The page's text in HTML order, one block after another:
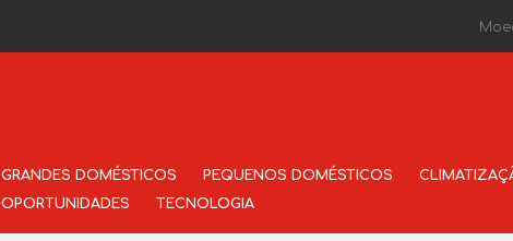
GRANDES DOMÉSTICOS PEQUENOS DOMÉSTICOS
OPORTUNIDADES
TECNOLOGIA